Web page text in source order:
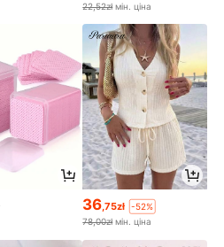
22,52zł мін. ціна
36 ,75zł
-52%
78,00zł мін. ціна